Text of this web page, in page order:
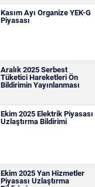
Kasım Ayı Organize YEK-G
Piyasası
Aralık 2025 Serbest
Tüketici Hareketleri Ön
Bildirimin Yayınlanması
Ekim 2025 Elektrik Piyasası
Uzlaştırma Bildirimi
Ekim 2025 Yan Hizmetler
Piyasası Uzlaştırma